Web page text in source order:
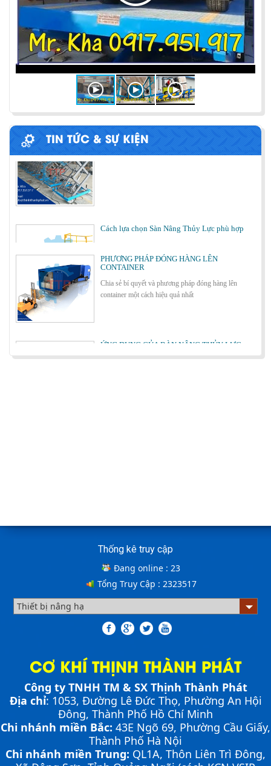
TIN TỨC & SỰ KIỆN
ỨNG DỤNG CỦA BÀN NÂNG THỦY LỰC
Cùng tìm hiểu về ứng dụng của bàn nâng thủy lực
trong các lĩnh vực, ngành nghề.
BÀN NÂNG THỦY LỰC MINI
Bơm thủy lực Dock leveler
ƯU ĐIỂM CỦA SÀN NÂNG THỦY LỰC NHỎ -
MINI DOCK LEVELLER
NHỮNG THIẾT BỊ CHUYÊN DỤNG TRONG
PHƯƠNG PHÁP DI CHUYỂN CẦU XE NÂNG
CONTAINER
Cầu xe nâng là cầu nối tạo độ dốc để xe nâng có thể di
chuyển từ mặt đất lên container nhằm đóng và rút
PHƯƠNG PHÁP ĐÓNG HÀNG LÊN
CONTAINER
Chia sẻ bí quyết và phương pháp đóng hàng lên
container một cách hiệu quả nhất
CONTAINER
Chia sẻ bí quyết và phương pháp đóng hàng lên
container một cách hiệu quả nhất
trong các lĩnh vực, ngành nghề.
Bơm thủy lực Dock leveler
Cầu container - Giải pháp nâng dỡ hàng
container an toàn, hiệu quả
Cầu xe nâng tên tiếng anh là gì? | Cầu xe nâng
Thống kê truy cập
Đang online : 23
Tổng Truy Cập : 2323517
CƠ KHÍ THỊNH THÀNH PHÁT
Công ty TNHH TM & SX Thịnh Thành Phát
Địa chỉ: 1053, Đường Lê Đức Thọ, Phường An Hội
Đông, Thành Phố Hồ Chí Minh
Chi nhánh miền Bắc: 43E Ngõ 69, Phường Cầu Giấy,
Thành Phố Hà Nội
Chi nhánh miền Trung: QL1A, Thôn Liên Trì Đông,